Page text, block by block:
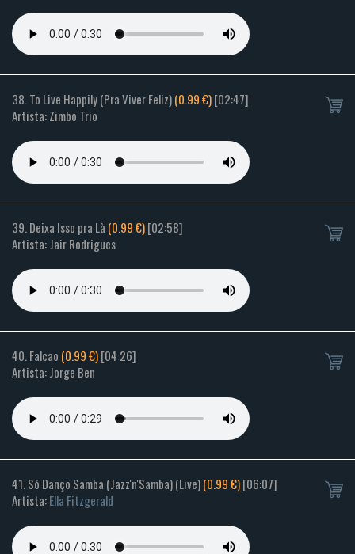
38. To Live Happily (Pra Viver Feliz)(0.99 €)[02:47]
Artista: Zimbo Trio
39. Deixa Isso pra Là (0.99 €)[02:58]
Artista: Jair Rodrigues
40. Falcao (0.99 €)[04:26]
Artista: Jorge Ben
41. Só Danço Samba (Jazz'n'Samba) (Live)(0.99 €)[06:07]
Artista:Ella Fitzgerald